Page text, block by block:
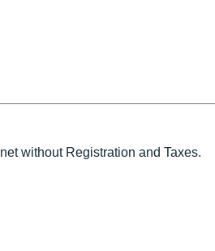
without Registration and Taxes.